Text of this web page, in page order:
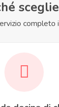
completo